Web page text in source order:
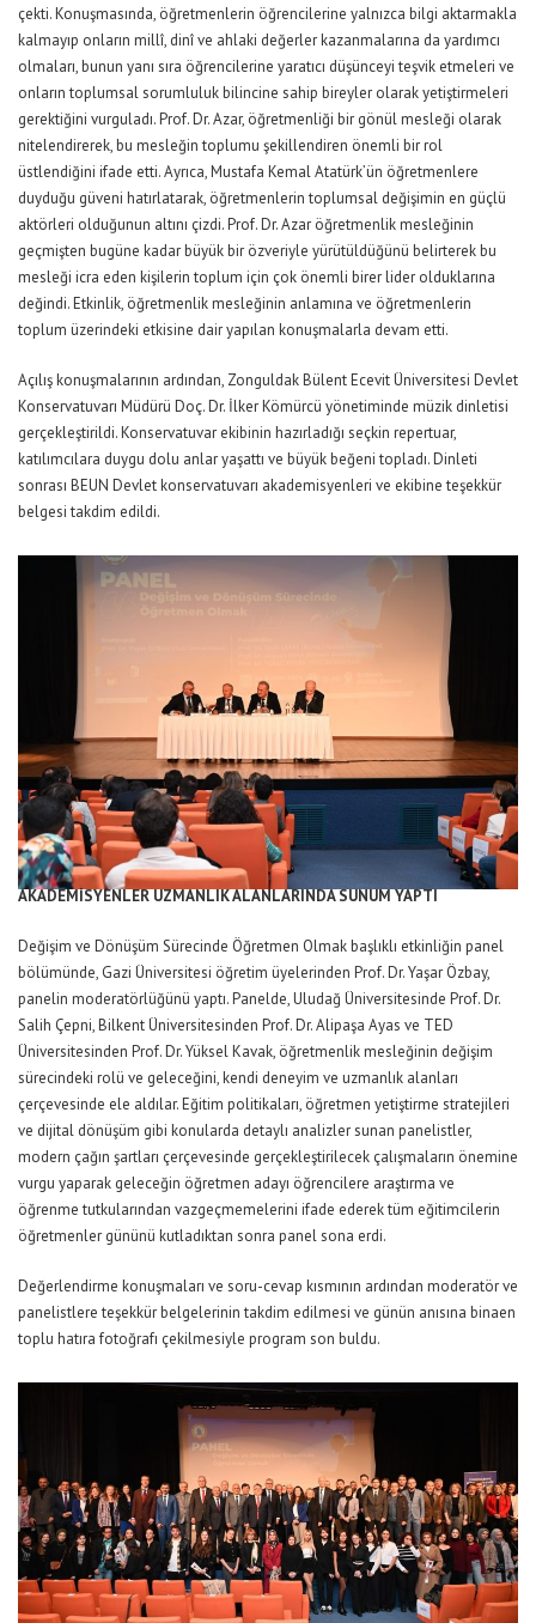
çekti. Konuşmasında, öğretmenlerin öğrencilerine yalnızca bilgi aktarmakla
kalmayıp onların millî, dinî ve ahlaki değerler kazanmalarına da yardımcı
olmaları, bunun yanı sıra öğrencilerine yaratıcı düşünceyi teşvik etmeleri ve
onların toplumsal sorumluluk bilincine sahip bireyler olarak yetiştirmeleri
gerektiğini vurguladı. Prof. Dr. Azar, öğretmenliği bir gönül mesleği olarak
nitelendirerek, bu mesleğin toplumu şekillendiren önemli bir rol
üstlendiğini ifade etti. Ayrıca, Mustafa Kemal Atatürk’ün öğretmenlere
duyduğu güveni hatırlatarak, öğretmenlerin toplumsal değişimin en güçlü
aktörleri olduğunun altını çizdi. Prof. Dr. Azar öğretmenlik mesleğinin
geçmişten bugüne kadar büyük bir özveriyle yürütüldüğünü belirterek bu
mesleği icra eden kişilerin toplum için çok önemli birer lider olduklarına
değindi. Etkinlik, öğretmenlik mesleğinin anlamına ve öğretmenlerin
toplum üzerindeki etkisine dair yapılan konuşmalarla devam etti.
Açılış konuşmalarının ardından, Zonguldak Bülent Ecevit Üniversitesi Devlet
Konservatuvarı Müdürü Doç. Dr. İlker Kömürcü yönetiminde müzik dinletisi
gerçekleştirildi. Konservatuvar ekibinin hazırladığı seçkin repertuar,
katılımcılara duygu dolu anlar yaşattı ve büyük beğeni topladı. Dinleti
sonrası BEUN Devlet konservatuvarı akademisyenleri ve ekibine teşekkür
belgesi takdim edildi.
AKADEMİSYENLER UZMANLIK ALANLARINDA SUNUM YAPTI
Değişim ve Dönüşüm Sürecinde Öğretmen Olmak başlıklı etkinliğin panel
bölümünde, Gazi Üniversitesi öğretim üyelerinden Prof. Dr. Yaşar Özbay,
panelin moderatörlüğünü yaptı. Panelde, Uludağ Üniversitesinde Prof. Dr.
Salih Çepni, Bilkent Üniversitesinden Prof. Dr. Alipaşa Ayas ve TED
Üniversitesinden Prof. Dr. Yüksel Kavak, öğretmenlik mesleğinin değişim
sürecindeki rolü ve geleceğini, kendi deneyim ve uzmanlık alanları
çerçevesinde ele aldılar. Eğitim politikaları, öğretmen yetiştirme stratejileri
ve dijital dönüşüm gibi konularda detaylı analizler sunan panelistler,
modern çağın şartları çerçevesinde gerçekleştirilecek çalışmaların önemine
vurgu yaparak geleceğin öğretmen adayı öğrencilere araştırma ve
öğrenme tutkularından vazgeçmemelerini ifade ederek tüm eğitimcilerin
öğretmenler gününü kutladıktan sonra panel sona erdi.
Değerlendirme konuşmaları ve soru-cevap kısmının ardından moderatör ve
panelistlere teşekkür belgelerinin takdim edilmesi ve günün anısına binaen
toplu hatıra fotoğrafı çekilmesiyle program son buldu.